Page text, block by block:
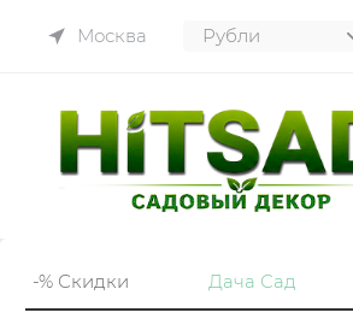
Москва
-% Скидки Дача Сад